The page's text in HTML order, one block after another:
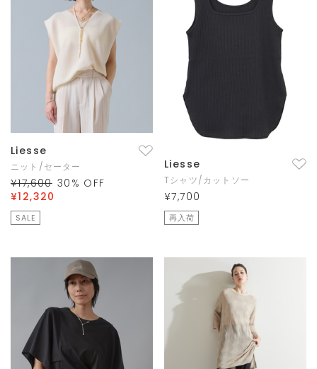
Liesse
ニット/セーター
¥17,600 30 % OFF
¥12,320
SALE
Liesse
Tシャツ/カットソー
¥7,700
再入荷